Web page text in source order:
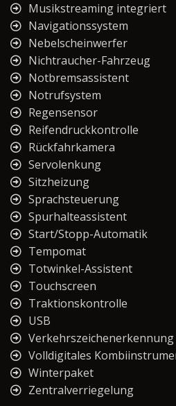
Musikstreaming integriert
Navigationssystem
Nebelscheinwerfer
Nichtraucher-Fahrzeug
Notbremsassistent
Notrufsystem
Regensensor
Reifendruckkontrolle
Rückfahrkamera
Servolenkung
Sitzheizung
Sprachsteuerung
Spurhalteassistent
Start/Stopp-Automatik
Tempomat
Totwinkel-Assistent
Touchscreen
Traktionskontrolle
USB
Verkehrszeichenerkennung
Volldigitales
Winterpaket
Zentralverriegelung